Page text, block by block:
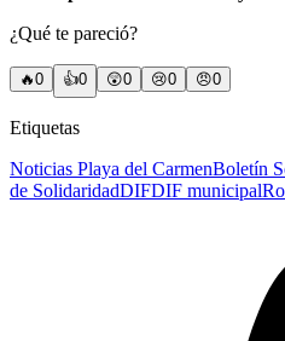
¿Qué te pareció?
🔥0 👍0 😲0 😢0 😠0
Etiquetas
Noticias Playa del CarmenBoletín
de SolidaridadDIFDIF municipal